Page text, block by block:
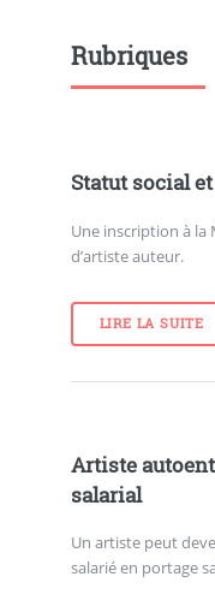
Rubriques
Statut social
Une inscription à la
d’artiste auteur.
LIRE LA SUITE
Artiste
salarial
Un artiste peut
salarié en portage